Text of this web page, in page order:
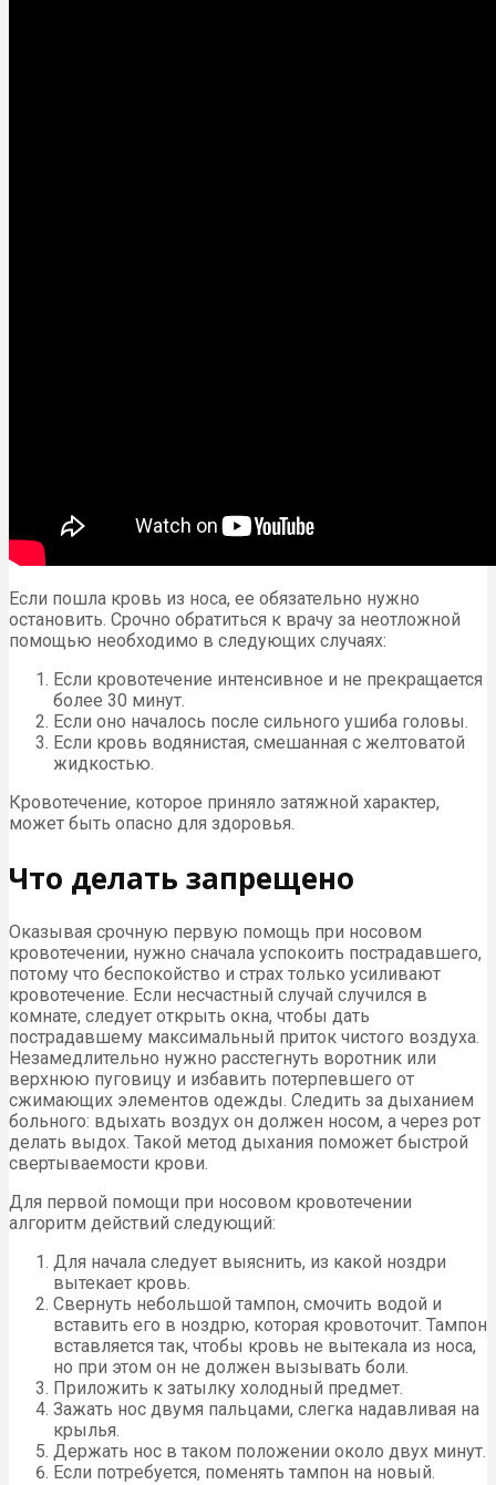
Если пошла кровь из носа, ее обязательно нужно
остановить. Срочно обратиться к врачу за неотложной
помощью необходимо в следующих случаях:
Если кровотечение интенсивное и не прекращается
более 30 минут.
Если оно началось после сильного ушиба головы.
Если кровь водянистая, смешанная с желтоватой
жидкостью.
Кровотечение, которое приняло затяжной характер,
может быть опасно для здоровья.
Что делать запрещено
Оказывая срочную первую помощь при носовом
кровотечении, нужно сначала успокоить пострадавшего,
потому что беспокойство и страх только усиливают
кровотечение. Если несчастный случай случился в
комнате, следует открыть окна, чтобы дать
пострадавшему максимальный приток чистого воздуха.
Незамедлительно нужно расстегнуть воротник или
верхнюю пуговицу и избавить потерпевшего от
сжимающих элементов одежды. Следить за дыханием
больного: вдыхать воздух он должен носом, а через рот
делать выдох. Такой метод дыхания поможет быстрой
свертываемости крови.
Для первой помощи при носовом кровотечении
алгоритм действий следующий:
Для начала следует выяснить, из какой ноздри
вытекает кровь.
Свернуть небольшой тампон, смочить водой и
вставить его в ноздрю, которая кровоточит. Тампон
вставляется так, чтобы кровь не вытекала из носа,
но при этом он не должен вызывать боли.
Приложить к затылку холодный предмет.
Зажать нос двумя пальцами, слегка надавливая на
крылья.
Держать нос в таком положении около двух минут.
Если потребуется, поменять тампон на новый.